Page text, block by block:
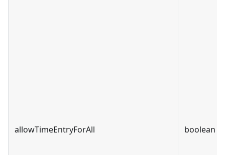
allowTimeEntryForAll boolean